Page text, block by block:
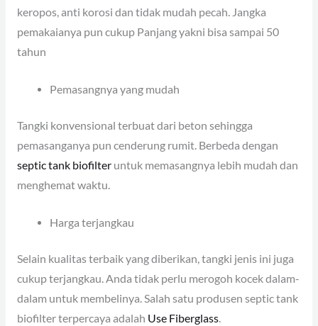
keropos, anti korosi dan tidak mudah pecah. Jangka
pemakaianya pun cukup Panjang yakni bisa sampai 50
tahun
Pemasangnya yang mudah
Tangki konvensional terbuat dari beton sehingga
pemasanganya pun cenderung rumit. Berbeda dengan
septic tank biofilteruntuk memasangnya lebih mudah dan
menghemat waktu.
Harga terjangkau
Selain kualitas terbaik yang diberikan, tangki jenis ini juga
cukup terjangkau. Anda tidak perlu merogoh kocek dalam-
dalam untuk membelinya. Salah satu produsen septic tank
biofilter terpercaya adalah Use Fiberglass.